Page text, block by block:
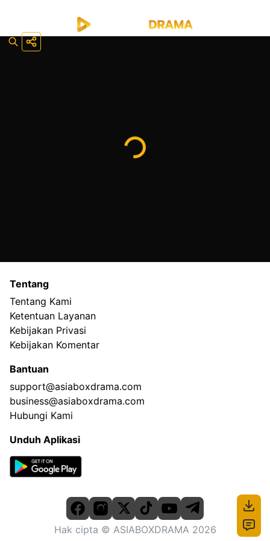
Tentang
Tentang Kami
Ketentuan Layanan
Kebijakan Privasi
Kebijakan Komentar
Bantuan
support@asiaboxdrama.com
business@asiaboxdrama.com
Hubungi Kami
Unduh Aplikasi
Hak cipta © ASIABOXDRAMA 2026